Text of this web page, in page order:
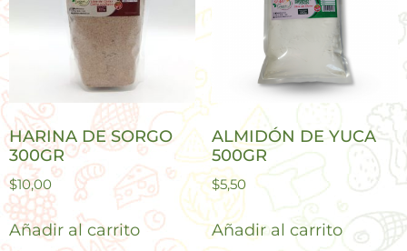
HARINA DE SORGO
300GR
$10,00
Añadir al carrito
ALMIDÓN DE YUCA
500GR
$5,50
Añadir al carrito